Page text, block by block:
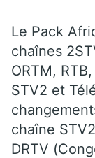
Le Pack
chaînes
ORTM,
STV2 et
chaîne
DRTV